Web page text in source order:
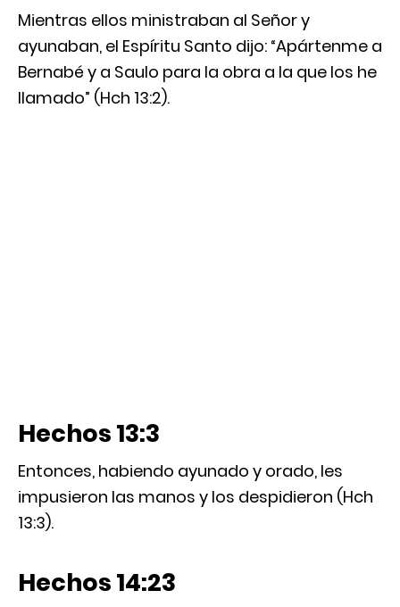
Mientras ellos ministraban al Señor y
ayunaban, el Espíritu Santo dijo: “Apártenme a
Bernabé y a Saulo para la obra a la que los he
llamado” (Hch 13:2).
Hechos 13:3
Entonces, habiendo ayunado y orado, les
impusieron las manos y los despidieron (Hch
13:3).
Hechos 14:23